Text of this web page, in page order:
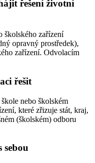
řešení životní
školského zařízení
opravný prostředek),
zařízení. Odvolacím
řešit
nebo školském
které zřizuje stát, kraj,
(školském) odboru
sebou